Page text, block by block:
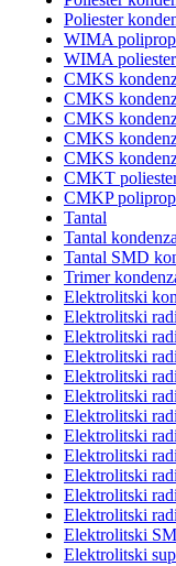
Poliester
WIMA
WIMA
CMKS
CMKS
CMKS
CMKS
CMKS
CMKT
CMKP
Tantal
Tantal
Tantal SMD
Trimer
Elektrolitski
Elektrolitski
Elektrolitski
Elektrolitski
Elektrolitski
Elektrolitski
Elektrolitski
Elektrolitski
Elektrolitski
Elektrolitski
Elektrolitski
Elektrolitski
Elektrolitski
Elektrolitski